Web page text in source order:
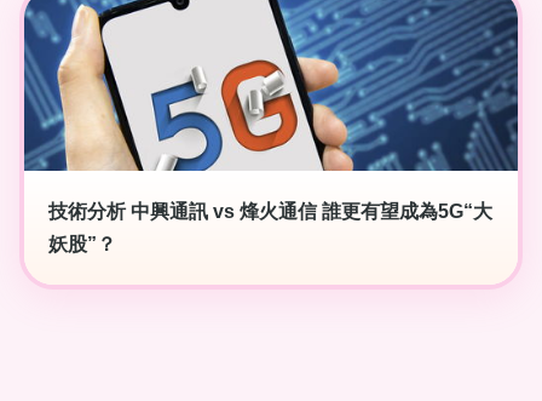
技術分析 中興通訊 vs 烽火通信 誰更有望成為5G“大
妖股”？